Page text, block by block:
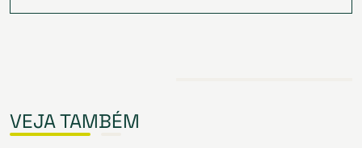
VEJA TAMBÉM